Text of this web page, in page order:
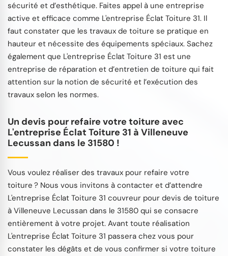
sécurité et d’esthétique. Faites appel à une entreprise
active et efficace comme L'entreprise Éclat Toiture 31. Il
faut constater que les travaux de toiture se pratique en
hauteur et nécessite des équipements spéciaux. Sachez
également que L'entreprise Éclat Toiture 31 est une
entreprise de réparation et d’entretien de toiture qui fait
attention sur la notion de sécurité et l’exécution des
travaux selon les normes.
Un devis pour refaire votre toiture avec
L'entreprise Éclat Toiture 31 à Villeneuve
Lecussan dans le 31580 !
Vous voulez réaliser des travaux pour refaire votre
toiture ? Nous vous invitons à contacter et d’attendre
L'entreprise Éclat Toiture 31 couvreur pour devis de toiture
à Villeneuve Lecussan dans le 31580 qui se consacre
entièrement à votre projet. Avant toute réalisation
L'entreprise Éclat Toiture 31 passera chez vous pour
constater les dégâts et de vous confirmer si votre toiture